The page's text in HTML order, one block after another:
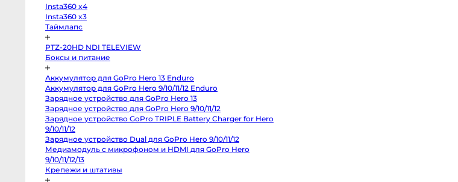
Canon
5D
6D
Canon
650D
Nikon
D850
Nikon
D800
D750
Canon
5D
Insta360 x4
Insta360 x3
Таймлапс
PTZ-20HD NDI TELEVIEW
Боксы и питание
Аккумулятор для GoPro Hero 13 Enduro
Аккумулятор для GoPro Hero 9/10/11/12 Enduro
Зарядное устройство для GoPro Hero 13
Зарядное устройство для GoPro Hero 9/10/11/12
Зарядное устройство GoPro TRIPLE Battery Charger for
Hero 9/10/11/12
Зарядное устройство Dual для GoPro Hero 9/10/11/12
Медиамодуль с микрофоном и HDMI для GoPro Hero
9/10/11/12/13
Крепежи и штативы